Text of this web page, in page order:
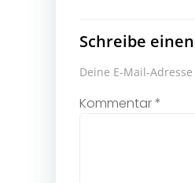
Schreibe
Deine E-Mail-
Kommentar*